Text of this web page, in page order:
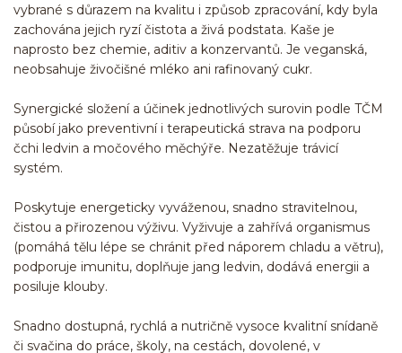
vybrané s důrazem na kvalitu i způsob zpracování, kdy byla
zachována jejich ryzí čistota a živá podstata. Kaše je
naprosto bez chemie, aditiv a konzervantů. Je veganská,
neobsahuje živočišné mléko ani rafinovaný cukr.
Synergické složení a účinek jednotlivých surovin podle TČM
působí jako preventivní i terapeutická strava na podporu
čchi ledvin a močového měchýře. Nezatěžuje trávicí
systém.
Poskytuje energeticky vyváženou, snadno stravitelnou,
čistou a přirozenou výživu. Vyživuje a zahřívá organismus
(pomáhá tělu lépe se chránit před náporem chladu a větru),
podporuje imunitu, doplňuje jang ledvin, dodává energii a
posiluje klouby.
Snadno dostupná, rychlá a nutričně vysoce kvalitní snídaně
či svačina do práce, školy, na cestách, dovolené, v